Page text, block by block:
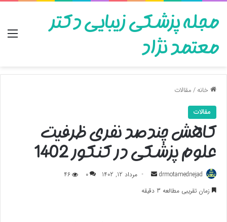
مجله پزشکی زیبایی دکتر
معتمد نژاد
خانه/مقالات
مقالات
کاهش چندصد نفری ظرفیت
علوم پزشکی در کنکور 1402
drmotamednejad
ارسال
به
مرداد 12, 1402 0
46
زمان تقریبی مطالعه 3 دقیقه